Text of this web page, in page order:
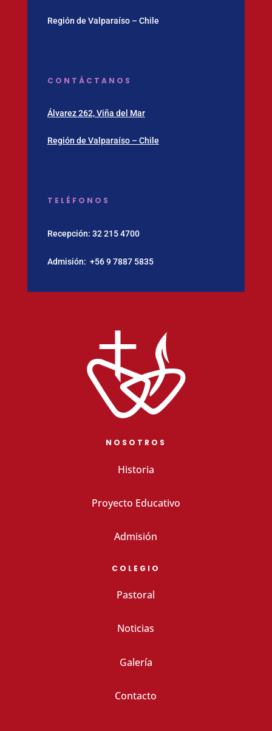
Región de Valparaíso – Chile
CONTÁCTANOS
Álvarez 262, Viña del Mar
Región de Valparaíso – Chile
TELÉFONOS
Recepción: 32 215 4700
Admisión: ‪+56 9 7887 5835
NOSOTROS
Historia
Proyecto Educativo
Admisión
COLEGIO
Pastoral
Noticias
Galería
Contacto